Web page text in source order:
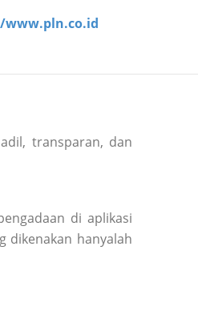
transparan, dan
di aplikasi
dikenakan hanyalah